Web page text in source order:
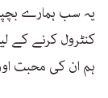
یہ سب ہمارے
کنٹرول کرنے کے
ہم ان کی محبت